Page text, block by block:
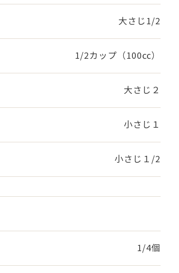
大さじ1/2
1/2カップ（100㏄）
大さじ２
小さじ１
小さじ１/2
1/4個